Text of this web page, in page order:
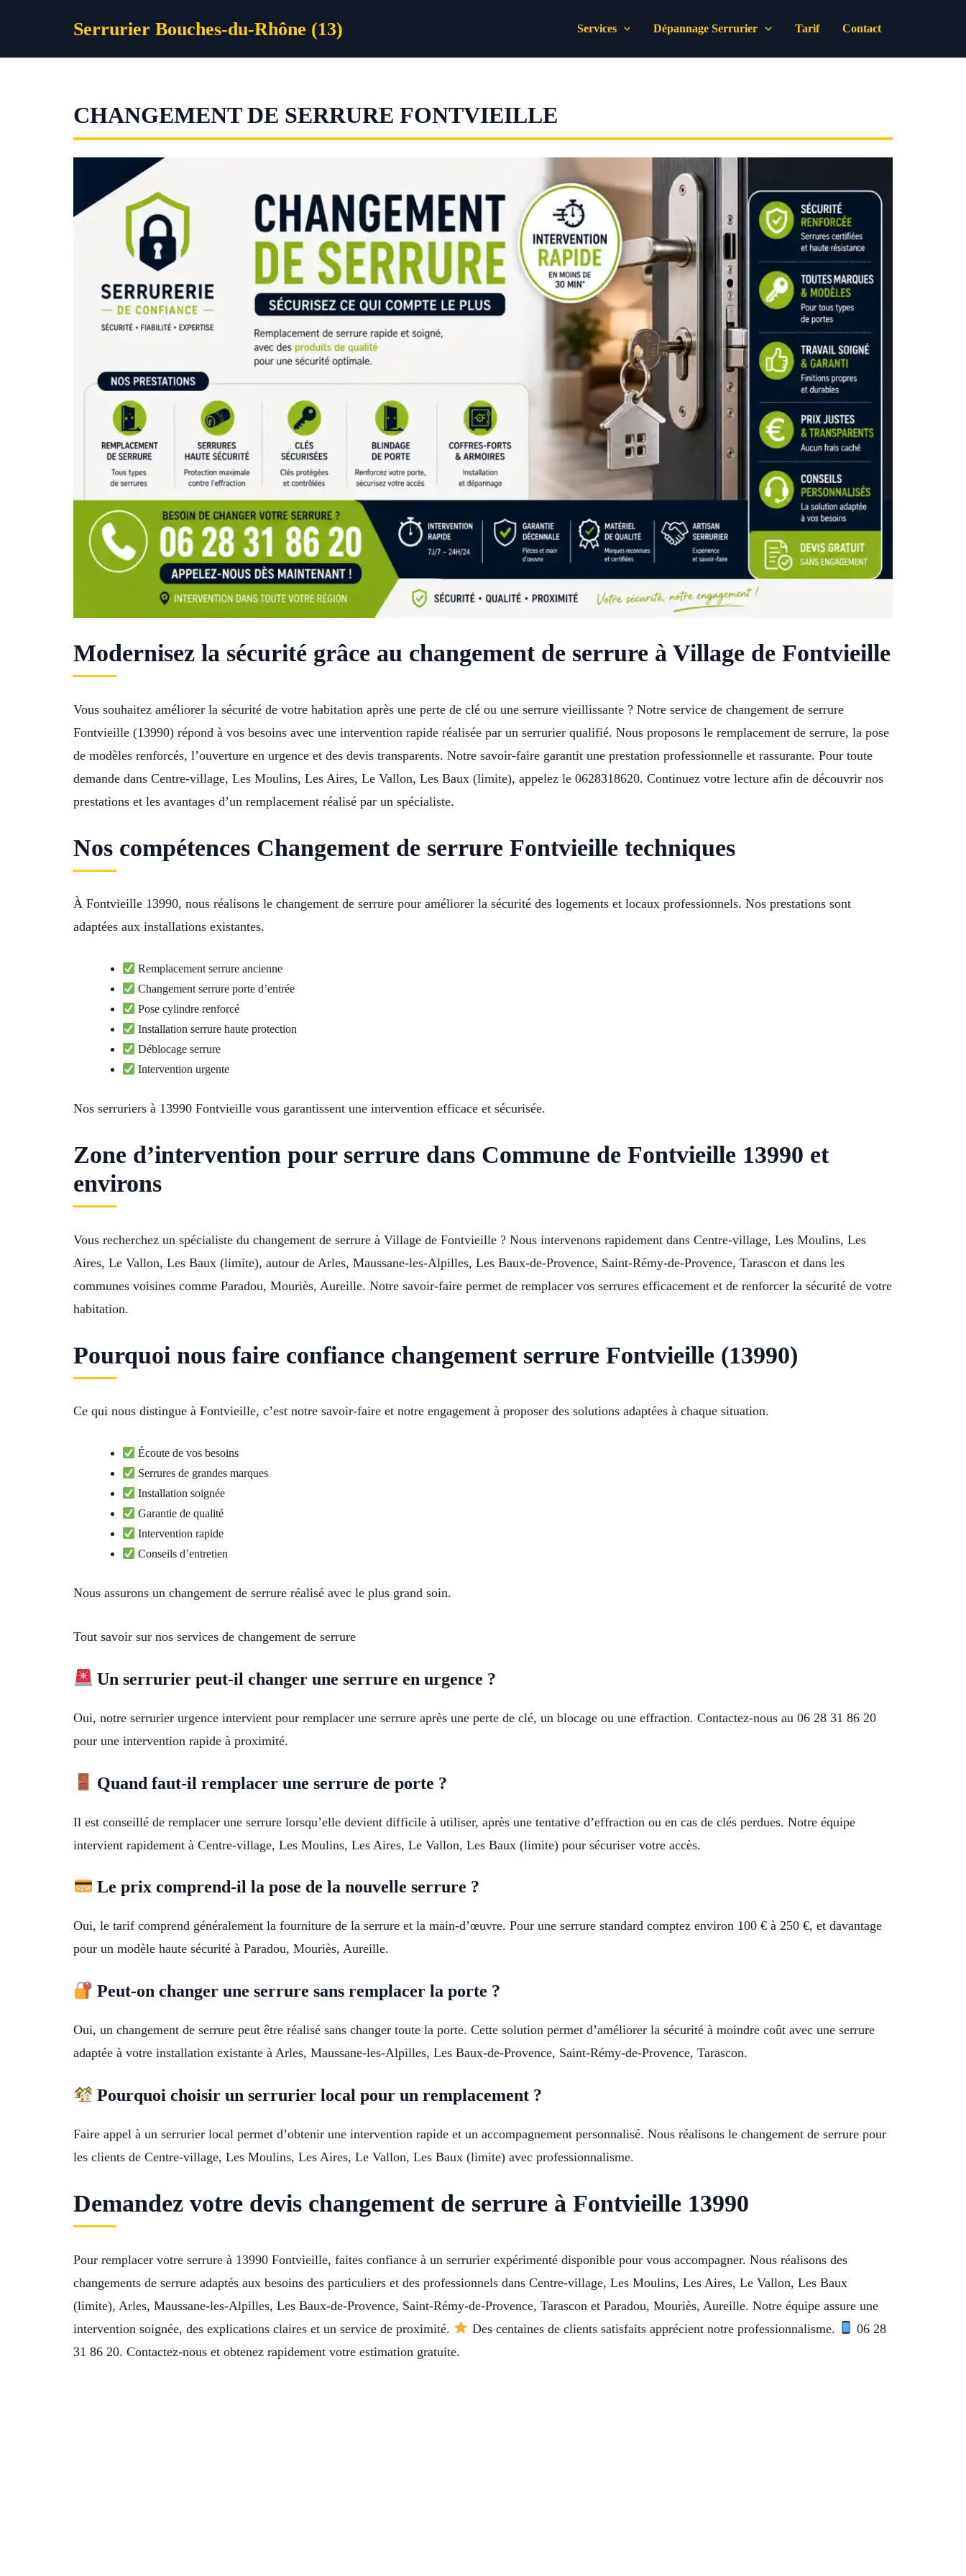
Serrurier Bouches-du-Rhône (13) Services Dépannage Serrurier Tarif Contact
CHANGEMENT DE SERRURE FONTVIEILLE
Modernisez la sécurité grâce au changement de serrure à Village de Fontvieille
Vous souhaitez améliorer la sécurité de votre habitation après une perte de clé ou une serrure vieillissante ? Notre service de changement de serrure
Fontvieille (13990) répond à vos besoins avec une intervention rapide réalisée par un serrurier qualifié. Nous proposons le remplacement de serrure, la pose
de modèles renforcés, l’ouverture en urgence et des devis transparents. Notre savoir-faire garantit une prestation professionnelle et rassurante. Pour toute
demande dans Centre-village, Les Moulins, Les Aires, Le Vallon, Les Baux (limite), appelez le 0628318620. Continuez votre lecture afin de découvrir nos
prestations et les avantages d’un remplacement réalisé par un spécialiste.
Nos compétences Changement de serrure Fontvieille techniques
À Fontvieille 13990, nous réalisons le changement de serrure pour améliorer la sécurité des logements et locaux professionnels. Nos prestations sont
adaptées aux installations existantes.
Remplacement serrure ancienne
Changement serrure porte d’entrée
Pose cylindre renforcé
Installation serrure haute protection
Déblocage serrure
Intervention urgente
Nos serruriers à 13990 Fontvieille vous garantissent une intervention efficace et sécurisée.
Zone d’intervention pour serrure dans Commune de Fontvieille 13990 et
environs
Vous recherchez un spécialiste du changement de serrure à Village de Fontvieille ? Nous intervenons rapidement dans Centre-village, Les Moulins, Les
Aires, Le Vallon, Les Baux (limite), autour de Arles, Maussane-les-Alpilles, Les Baux-de-Provence, Saint-Rémy-de-Provence, Tarascon et dans les
communes voisines comme Paradou, Mouriès, Aureille. Notre savoir-faire permet de remplacer vos serrures efficacement et de renforcer la sécurité de votre
habitation.
Pourquoi nous faire confiance changement serrure Fontvieille (13990)
Ce qui nous distingue à Fontvieille, c’est notre savoir-faire et notre engagement à proposer des solutions adaptées à chaque situation.
Écoute de vos besoins
Serrures de grandes marques
Installation soignée
Garantie de qualité
Intervention rapide
Conseils d’entretien
Nous assurons un changement de serrure réalisé avec le plus grand soin.
Tout savoir sur nos services de changement de serrure
Un serrurier peut-il changer une serrure en urgence ?
Oui, notre serrurier urgence intervient pour remplacer une serrure après une perte de clé, un blocage ou une effraction. Contactez-nous au 06 28 31 86 20
pour une intervention rapide à proximité.
Quand faut-il remplacer une serrure de porte ?
Il est conseillé de remplacer une serrure lorsqu’elle devient difficile à utiliser, après une tentative d’effraction ou en cas de clés perdues. Notre équipe
intervient rapidement à Centre-village, Les Moulins, Les Aires, Le Vallon, Les Baux (limite) pour sécuriser votre accès.
Le prix comprend-il la pose de la nouvelle serrure ?
Oui, le tarif comprend généralement la fourniture de la serrure et la main-d’œuvre. Pour une serrure standard comptez environ 100 € à 250 €, et davantage
pour un modèle haute sécurité à Paradou, Mouriès, Aureille.
Peut-on changer une serrure sans remplacer la porte ?
Oui, un changement de serrure peut être réalisé sans changer toute la porte. Cette solution permet d’améliorer la sécurité à moindre coût avec une serrure
adaptée à votre installation existante à Arles, Maussane-les-Alpilles, Les Baux-de-Provence, Saint-Rémy-de-Provence, Tarascon.
Pourquoi choisir un serrurier local pour un remplacement ?
Faire appel à un serrurier local permet d’obtenir une intervention rapide et un accompagnement personnalisé. Nous réalisons le changement de serrure pour
les clients de Centre-village, Les Moulins, Les Aires, Le Vallon, Les Baux (limite) avec professionnalisme.
Demandez votre devis changement de serrure à Fontvieille 13990
Pour remplacer votre serrure à 13990 Fontvieille, faites confiance à un serrurier expérimenté disponible pour vous accompagner. Nous réalisons des
changements de serrure adaptés aux besoins des particuliers et des professionnels dans Centre-village, Les Moulins, Les Aires, Le Vallon, Les Baux
(limite), Arles, Maussane-les-Alpilles, Les Baux-de-Provence, Saint-Rémy-de-Provence, Tarascon et Paradou, Mouriès, Aureille. Notre équipe assure une
intervention soignée, des explications claires et un service de proximité.
Des centaines de clients satisfaits apprécient notre professionnalisme.
06 28
31 86 20. Contactez-nous et obtenez rapidement votre estimation gratuite.